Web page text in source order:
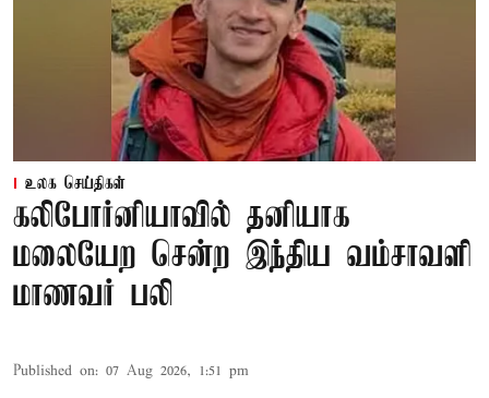
உலக செய்திகள்
கலிபோர்னியாவில் தனியாக
மலையேற சென்ற இந்திய வம்சாவளி
மாணவர் பலி
Published on: 07 Aug 2026, 1:51 pm